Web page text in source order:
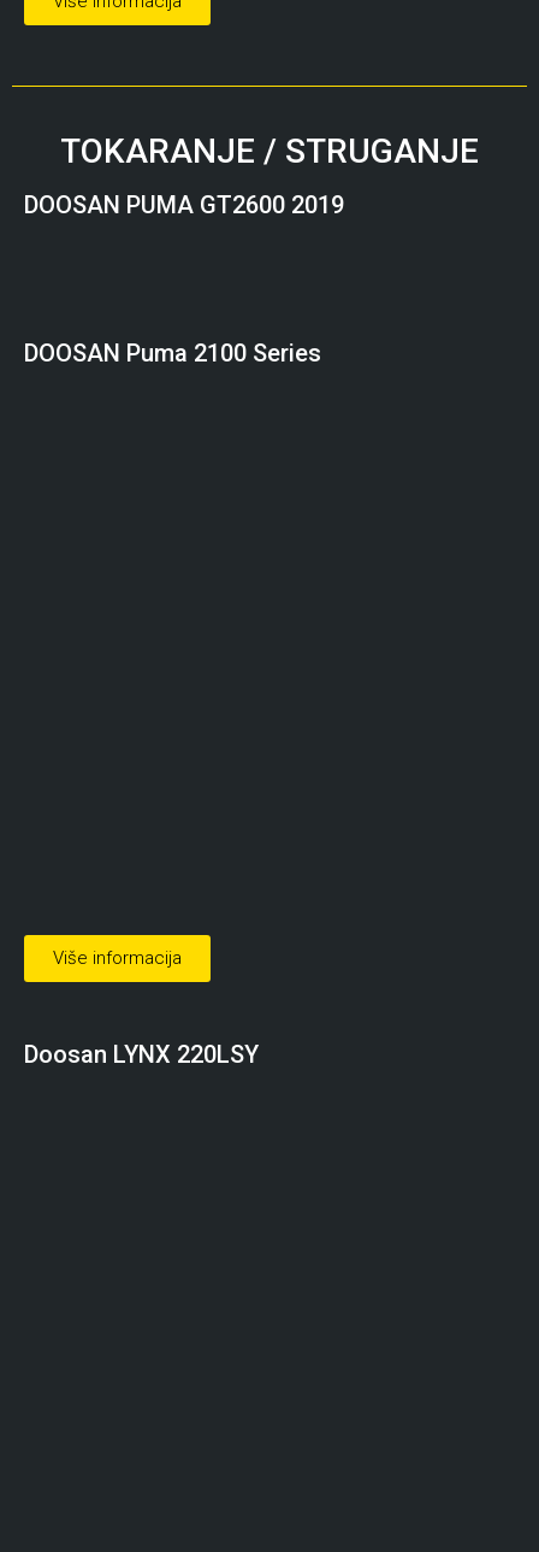
TOKARANJE / STRUGANJE
DOOSAN PUMA GT2600 2019
DOOSAN Puma 2100 Series
Više informacija
Doosan LYNX 220LSY